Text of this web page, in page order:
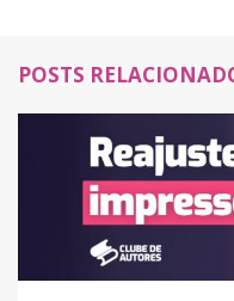
POSTS